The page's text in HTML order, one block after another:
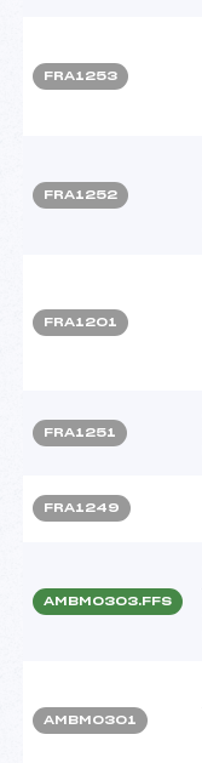
FRA1253
FRA1252
FRA1201
FRA1251
FRA1249
AMBM0303.FFS
AMBM0301